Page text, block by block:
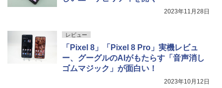
2023年11月28日
レビュー
「Pixel 8」「Pixel 8 Pro」実機レビュ
ー、グーグルのAIがもたらす「音声消し
ゴムマジック」が面白い！
2023年10月12日